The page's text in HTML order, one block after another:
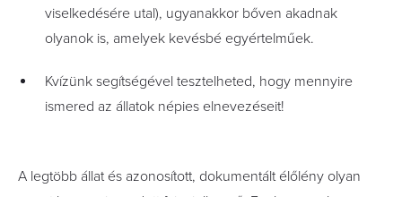
viselkedésére utal), ugyanakkor bőven akadnak
olyanok is, amelyek kevésbé egyértelműek.
Kvízünk segítségével tesztelheted, hogy mennyire
ismered az állatok népies elnevezéseit!
A legtöbb állat és azonosított, dokumentált élőlény olyan